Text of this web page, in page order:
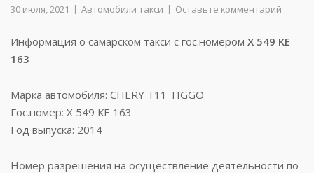
30 июля, 2021 Автомобили такси Оставьте комментарий
Информация о самарском такси с гос.номером Х 549 КЕ
163
Марка автомобиля: CHERY T11 TIGGO
Гос.номер: Х 549 КЕ 163
Год выпуска: 2014
Номер разрешения на осуществление деятельности по